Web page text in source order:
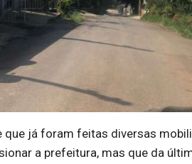
que já foram feitas diversas
a prefeitura, mas que da